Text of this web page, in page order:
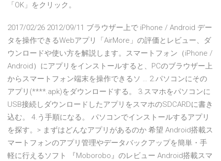
「OK」をクリック。
2017/02/26 2012/09/11 ブラウザー上で iPhone / Android デー
タを操作できるWebアプリ「AirMore」の評価とレビュー、ダ
ウンロードや使い方を解説します。スマートフォン（iPhone /
Android）にアプリをインストールすると、PCのブラウザー上
からスマートフォン端末を操作できるソ … 2.パソコンにその
アプリ(****.apk)をダウンロードする。 3.スマホをパソコンに
USB接続しダウンロードしたアプリをスマホのSDCARDに書き
込む。 4.う手順になる。 パソコンでインストールするアプリ
を探す。> まずはどんなアプリがあるのか 希望 Android搭載ス
マートフォンのアプリ管理やデータバックアップを簡単・手
軽に行えるソフト 『Moborobo』のレビュー Android搭載スマ